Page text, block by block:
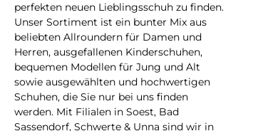
perfekten neuen Lieblingsschuh zu finden.
Unser Sortiment ist ein bunter Mix aus
beliebten Allroundern für Damen und
Herren, ausgefallenen Kinderschuhen,
bequemen Modellen für Jung und Alt
sowie ausgewählten und hochwertigen
Schuhen, die Sie nur bei uns finden
werden. Mit Filialen in Soest, Bad
Sassendorf, Schwerte & Unna sind wir in